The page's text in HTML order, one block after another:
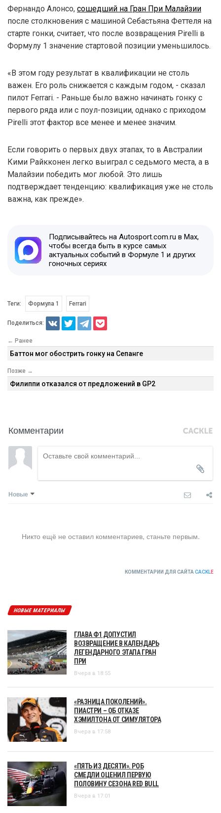
Фернандо Алонсо, сошедший на Гран При Малайзии
после столкновения с машиной Себастьяна Феттеля на
старте гонки, считает, что после возвращения Pirelli в
Формулу 1 значение стартовой позиции уменьшилось.
«В этом году результат в квалификации не столь
важен. Его роль снижается с каждым годом, - сказал
пилот Ferrari. - Раньше было важно начинать гонку с
первого ряда или с поул-позиции, однако с приходом
Pirelli этот фактор все менее и менее значим.
Если говорить о первых двух этапах, то в Австралии
Кими Райкконен легко выиграл с седьмого места, а в
Малайзии победить мог любой. Это лишь
подтверждает тенденцию: квалификация уже не столь
важна, как прежде».
Подписывайтесь на Autosport.com.ru в Max,
чтобы всегда быть в курсе самых
актуальных событий в Формуле 1 и других
гоночных сериях
Теги: Формула 1 Ferrari
Поделиться:
← Ранее
Баттон мог обострить гонку на Сепанге
Позже →
Филиппи отказался от предложений в GP2
Комментарии
Новые
Никто ещё не оставил комментариев, станьте первым.
КОММЕНТАРИИ ДЛЯ САЙТА CACKLE
НОВЫЕ МАТЕРИАЛЫ
ГЛАВА Ф1 ДОПУСТИЛ
ВОЗВРАЩЕНИЕ В КАЛЕНДАРЬ
ЛЕГЕНДАРНОГО ЭТАПА ГРАН
ПРИ
Вчера в 18:55
«РАЗНИЦА ПОКОЛЕНИЙ».
ПИАСТРИ – ОБ ОТКАЗЕ
ХЭМИЛТОНА ОТ СИМУЛЯТОРА
Вчера в 17:58
«ПЯТЬ ИЗ ДЕСЯТИ». РОБ
СМЕДЛИ ОЦЕНИЛ ПЕРВУЮ
ПОЛОВИНУ СЕЗОНА RED BULL
Вчера в 17:01